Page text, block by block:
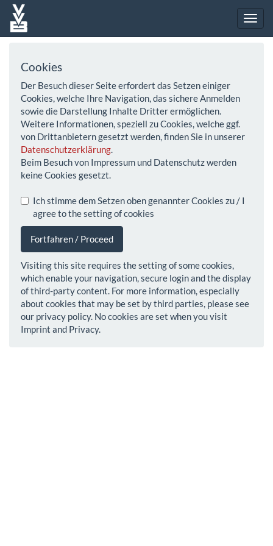
Cookies
Der Besuch dieser Seite erfordert das Setzen einiger
Cookies, welche Ihre Navigation, das sichere Anmelden
sowie die Darstellung Inhalte Dritter ermöglichen.
Weitere Informationen, speziell zu Cookies, welche ggf.
von Drittanbietern gesetzt werden, finden Sie in unserer
Datenschutzerklärung.
Beim Besuch von Impressum und Datenschutz werden
keine Cookies gesetzt.
Ich stimme dem Setzen oben genannter Cookies zu / I
agree to the setting of cookies
Fortfahren / Proceed
Visiting this site requires the setting of some cookies,
which enable your navigation, secure login and the display
of third-party content. For more information, especially
about cookies that may be set by third parties, please see
our privacy policy. No cookies are set when you visit
Imprint and Privacy.